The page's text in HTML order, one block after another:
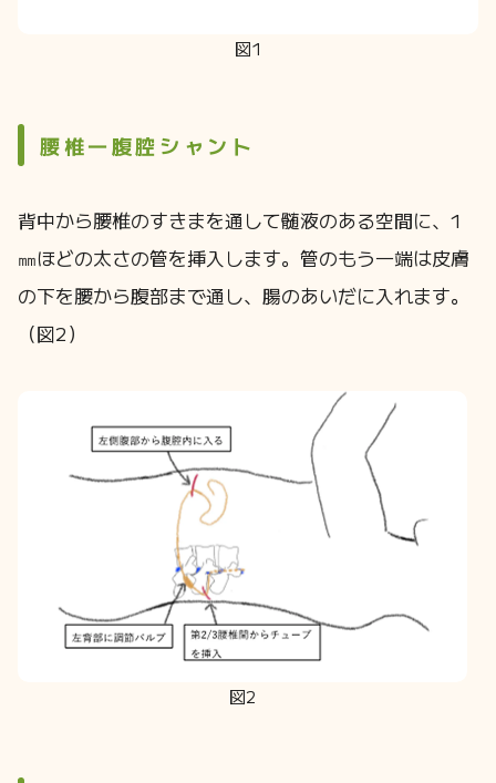
図1
腰椎―腹腔シャント
背中から腰椎のすきまを通して髄液のある空間に、1
㎜ほどの太さの管を挿入します。管のもう一端は皮膚
の下を腰から腹部まで通し、腸のあいだに入れます。
（図2）
図2